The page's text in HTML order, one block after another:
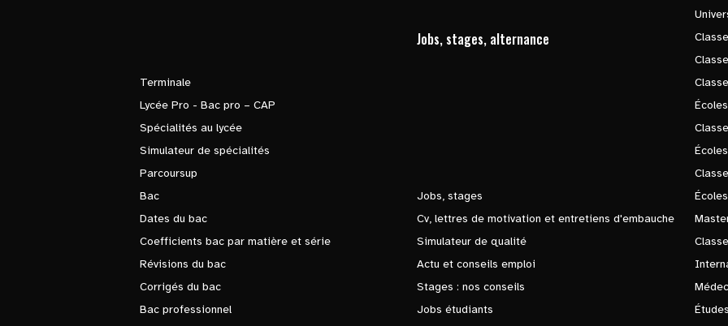
Terminale
Lycée Pro - Bac pro – CAP
Spécialités au lycée
Simulateur de spécialités
Parcoursup
Bac
Dates du bac
Coefficients bac par matière et série
Révisions du bac
Corrigés du bac
Bac professionnel
Jobs, stages, alternance
Jobs, stages
Cv, lettres de motivation et entretiens d'embauche
Simulateur de qualité
Actu et conseils emploi
Stages : nos conseils
Jobs étudiants